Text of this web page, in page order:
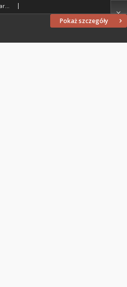
Pokaż szczegóły
Życie Olsztyńskie : pismo ziemi warmińsko-mazurskiej, 1949, nr 54